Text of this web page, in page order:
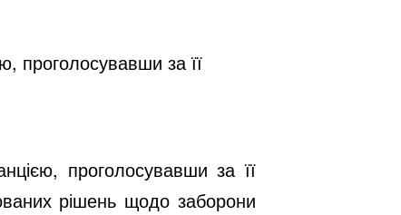
проголосувавши за її
проголосувавши за її
рішень щодо заборони